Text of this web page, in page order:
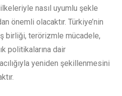
nasıl uyumlu şekle
önemli olacaktır. Türkiye’nin
birliği, terörizmle mücadele,
politikalarına dair
yeniden şekillenmesini